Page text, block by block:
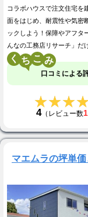
コラボハウスで注文住宅を
面をはじめ、耐震性や気密
ックしよう！保障やアフタ
んなの工務店リサーチ」だ
く こ
口コミによる
4（レビュー数1
マエムラの坪単